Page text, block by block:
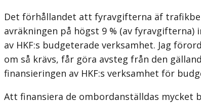
Det förhållandet att fyravgifterna äf
avräkningen på högst 9 % (av
av HKF:s budgeterade verksamhet. Jag
om så krävs, får göra avsteg från den
finansieringen av HKF:s verksamhet för
Att finansiera de ombordanställdas mycket